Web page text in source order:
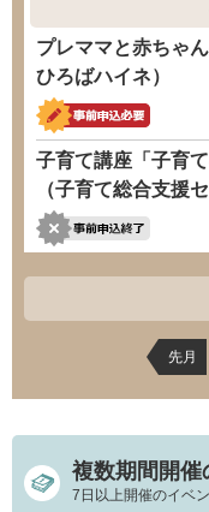
プレママと赤ちゃ
ひろばハイネ）
子育て講座「子育
（子育て総合支援
先月
複数期間開催
7日以上開催のイベ